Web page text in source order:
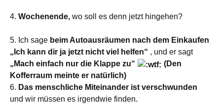
4. Wochenende, wo soll es denn jetzt hingehen?
5. Ich sage beim Autoausräumen nach dem Einkaufen
„Ich kann dir ja jetzt nicht viel helfen“ , und er sagt
„Mach einfach nur die Klappe zu“
(Den
Kofferraum meinte er natürlich)
6. Das menschliche Miteinander ist verschwunden
und wir müssen es irgendwie finden.